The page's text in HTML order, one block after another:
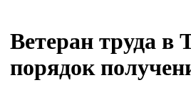
Ветеран труда в
порядок